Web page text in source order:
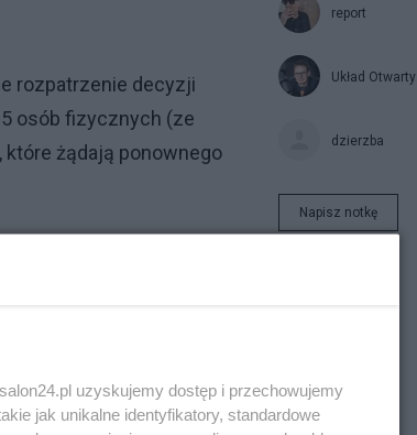
rozpatrzenie decyzji
osób fizycznych (ze
żądają ponownego
report
Układ Otwarty
dzierzba
Napisz notkę
uzyskujemy dostęp i przechowujemy
jak unikalne identyfikatory, standardowe